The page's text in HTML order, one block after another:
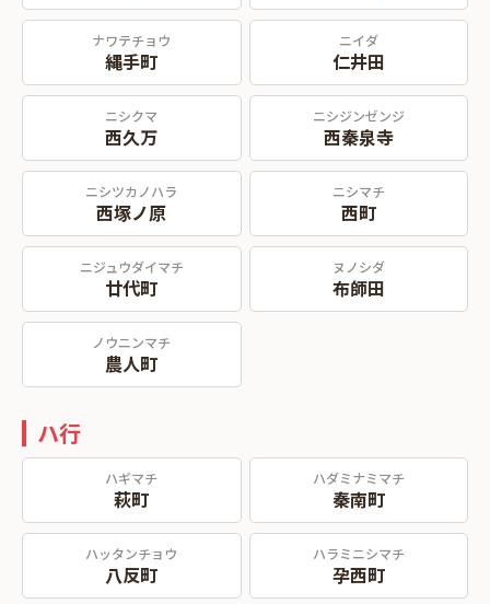
ナワテチョウ
縄手町
ニイダ
仁井田
ニシクマ
西久万
ニシジンゼンジ
西秦泉寺
ニシツカノハラ
西塚ノ原
ニシマチ
西町
ニジュウダイマチ
廿代町
ヌノシダ
布師田
ノウニンマチ
農人町
ハ行
ハギマチ
萩町
ハダミナミマチ
秦南町
ハッタンチョウ
八反町
ハラミニシマチ
孕西町